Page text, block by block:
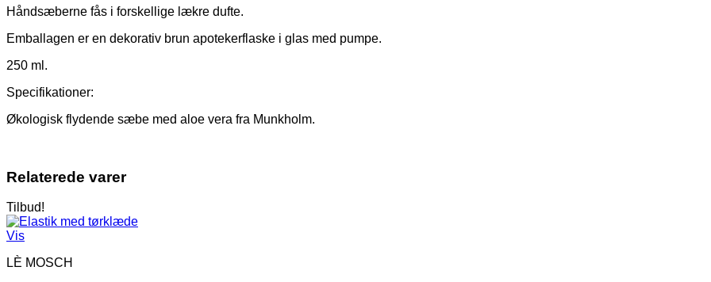
Håndsæberne fås i forskellige lækre dufte.
Emballagen er en dekorativ brun apotekerflaske i glas med pumpe.
250 ml.
Specifikationer:
Økologisk flydende sæbe med aloe vera fra Munkholm.
Relaterede varer
Tilbud!
Vis
LÈ MOSCH